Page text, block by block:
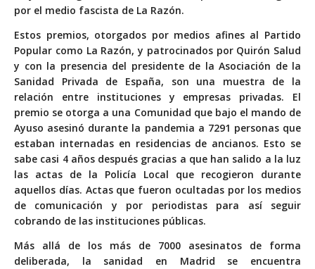
por el medio fascista de La Razón.
Estos premios, otorgados por medios afines al Partido
Popular como La Razón, y patrocinados por Quirón Salud
y con la presencia del presidente de la Asociación de la
Sanidad Privada de España, son una muestra de la
relación entre instituciones y empresas privadas. El
premio se otorga a una Comunidad que bajo el mando de
Ayuso asesinó durante la pandemia a 7291 personas que
estaban internadas en residencias de ancianos. Esto se
sabe casi 4 años después gracias a que han salido a la luz
las actas de la Policía Local que recogieron durante
aquellos días. Actas que fueron ocultadas por los medios
de comunicación y por periodistas para así seguir
cobrando de las instituciones públicas.
Más allá de los más de 7000 asesinatos de forma
deliberada, la sanidad en Madrid se encuentra